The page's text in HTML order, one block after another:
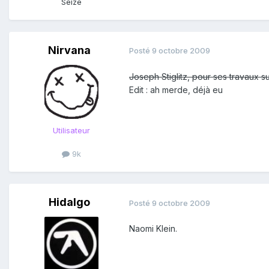
Nirvana
Utilisateur
9k
Posté 9 octobre 2009
Joseph Stiglitz, pour ses travaux
Edit : ah merde, déjà eu
Hidalgo Posté 9 octobre 2009
Naomi Klein.